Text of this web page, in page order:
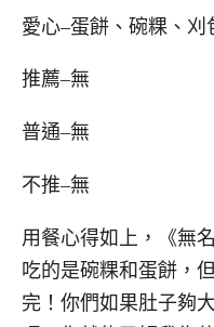
愛心–蛋餅、碗粿、刈
推薦–無
普通–無
不推–無
用餐心得如上，《無
吃的是碗粿和蛋餅，
完！你們如果肚子夠